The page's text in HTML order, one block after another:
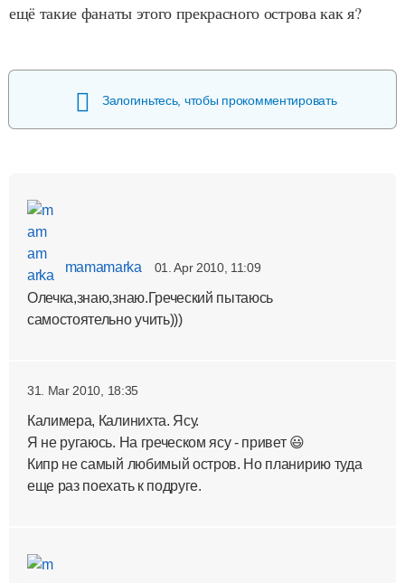
ещё такие фанаты этого прекрасного острова как я?
Залогиньтесь, чтобы прокомментировать
mamamarka 01. Apr 2010, 11:09
Олечка,знаю,знаю.Греческий пытаюсь
самостоятельно учить)))
31. Mar 2010, 18:35
Калимера, Калинихта. Ясу.
Я не ругаюсь. На греческом ясу - привет 😃
Кипр не самый любимый остров. Но планирию туда
еще раз поехать к подруге.